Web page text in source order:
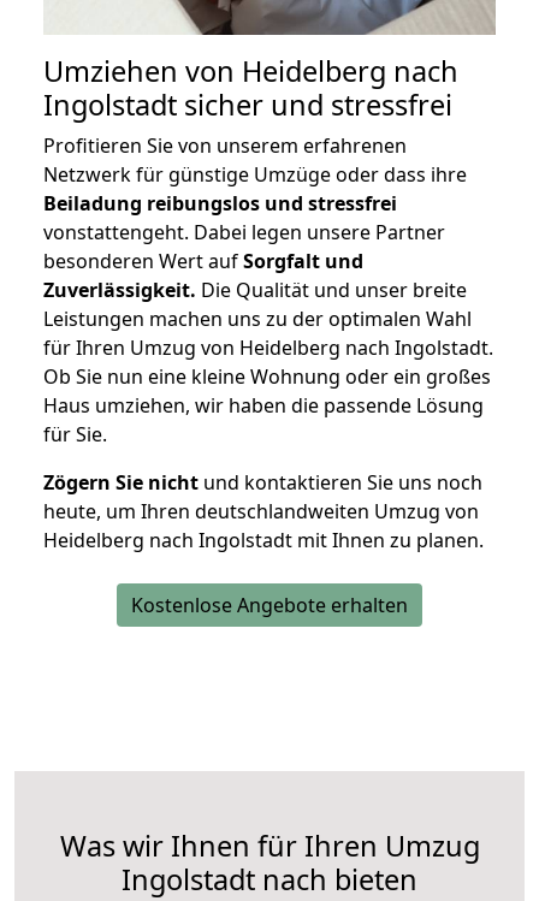
Umziehen von Heidelberg nach
Ingolstadt sicher und stressfrei
Profitieren Sie von unserem erfahrenen
Netzwerk für günstige Umzüge oder dass ihre
Beiladung reibungslos und stressfrei
vonstattengeht. Dabei legen unsere Partner
besonderen Wert aufSorgfalt und
Zuverlässigkeit. Die Qualität und unser breite
Leistungen machen uns zu der optimalen Wahl
für Ihren Umzug von Heidelberg nach Ingolstadt.
Ob Sie nun eine kleine Wohnung oder ein großes
Haus umziehen, wir haben die passende Lösung
für Sie.
Zögern Sie nicht und kontaktieren Sie uns noch
heute, um Ihren deutschlandweiten Umzug von
Heidelberg nach Ingolstadt mit Ihnen zu planen.
Kostenlose Angebote erhalten
Was wir Ihnen für Ihren Umzug
Ingolstadt nach bieten